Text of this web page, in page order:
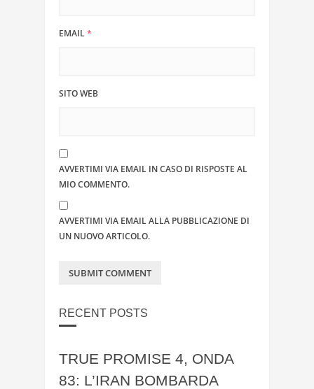
EMAIL*
SITO WEB
AVVERTIMI VIA EMAIL IN CASO DI RISPOSTE AL
MIO COMMENTO.
AVVERTIMI VIA EMAIL ALLA PUBBLICAZIONE DI
UN NUOVO ARTICOLO.
RECENT POSTS
TRUE PROMISE 4, ONDA
83: L’IRAN BOMBARDA